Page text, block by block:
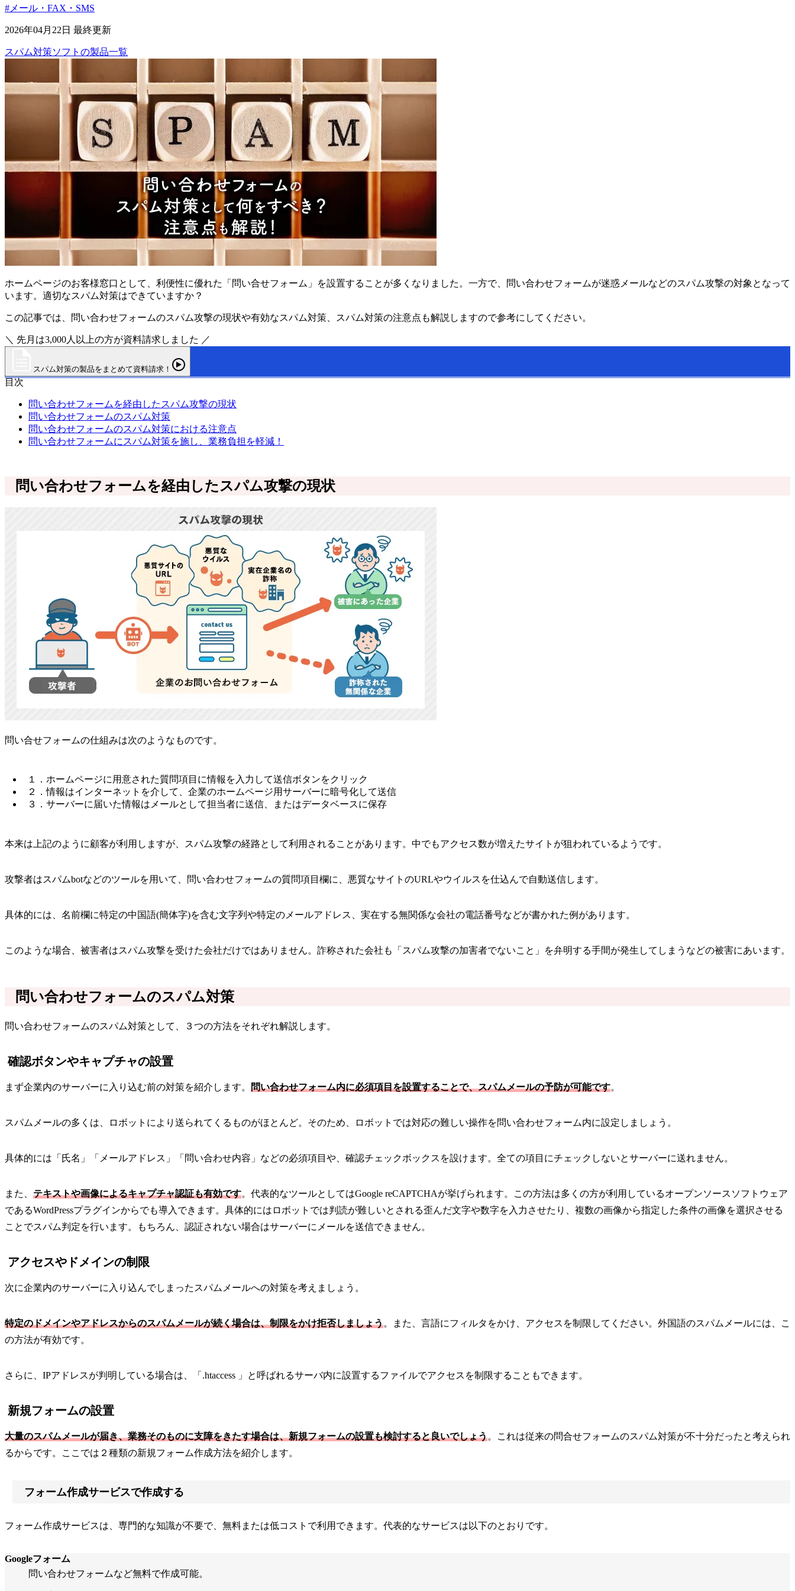
#メール・FAX・SMS
2026年04月22日 最終更新
スパム対策ソフト の製品一覧
ホームページのお客様窓口として、利便性に優れた「問い合せフォーム」を設置することが多くなりました。一方で、問い合わせフォームが迷惑メールなどのスパム攻撃の対象となって
います。適切なスパム対策はできていますか？
この記事では、問い合わせフォームのスパム攻撃の現状や有効なスパム対策、スパム対策の注意点も解説しますので参考にしてください。
＼ 先月は3,000人以上の方が資料請求しました ／
スパム対策の製品をまとめて資料請求！
目次
問い合わせフォームを経由したスパム攻撃の現状
問い合わせフォームのスパム対策
問い合わせフォームのスパム対策における注意点
問い合わせフォームにスパム対策を施し、業務負担を軽減！
問い合わせフォームを経由したスパム攻撃の現状
問い合せフォームの仕組みは次のようなものです。
１．ホームページに用意された質問項目に情報を入力して送信ボタンをクリック
２．情報はインターネットを介して、企業のホームページ用サーバーに暗号化して送信
３．サーバーに届いた情報はメールとして担当者に送信、またはデータベースに保存
本来は上記のように顧客が利用しますが、スパム攻撃の経路として利用されることがあります。中でもアクセス数が増えたサイトが狙われているようです。
攻撃者はスパムbotなどのツールを用いて、問い合わせフォームの質問項目欄に、悪質なサイトのURLやウイルスを仕込んで自動送信します。
具体的には、名前欄に特定の中国語(簡体字)を含む文字列や特定のメールアドレス、実在する無関係な会社の電話番号などが書かれた例があります。
このような場合、被害者はスパム攻撃を受けた会社だけではありません。詐称された会社も「スパム攻撃の加害者でないこと」を弁明する手間が発生してしまうなどの被害にあいます。
問い合わせフォームのスパム対策
問い合わせフォームのスパム対策として、３つの方法をそれぞれ解説します。
確認ボタンやキャプチャの設置
まず企業内のサーバーに入り込む前の対策を紹介します。 問い合わせフォーム内に必須項目を設置することで、スパムメールの予防が可能です。
スパムメールの多くは、ロボットにより送られてくるものがほとんど。そのため、ロボットでは対応の難しい操作を問い合わせフォーム内に設定しましょう。
具体的には「氏名」「メールアドレス」「問い合わせ内容」などの必須項目や、確認チェックボックスを設けます。全ての項目にチェックしないとサーバーに送れません。
また、 テキストや画像によるキャプチャ認証も有効です。代表的なツールとしてはGoogle reCAPTCHAが挙げられます。この方法は多くの方が利用しているオープンソースソフトウェア
であるWordPressプラグインからでも導入できます。具体的にはロボットでは判読が難しいとされる歪んだ文字や数字を入力させたり、複数の画像から指定した条件の画像を選択させる
ことでスパム判定を行います。もちろん、認証されない場合はサーバーにメールを送信できません。
アクセスやドメインの制限
次に企業内のサーバーに入り込んでしまったスパムメールへの対策を考えましょう。
特定のドメインやアドレスからのスパムメールが続く場合は、制限をかけ拒否しましょう。また、言語にフィルタをかけ、アクセスを制限してください。外国語のスパムメールには、こ
の方法が有効です。
さらに、IPアドレスが判明している場合は、「.htaccess 」と呼ばれるサーバ内に設置するファイルでアクセスを制限することもできます。
新規フォームの設置
大量のスパムメールが届き、業務そのものに支障をきたす場合は、新規フォームの設置も検討すると良いでしょう。これは従来の問合せフォームのスパム対策が不十分だったと考えられ
るからです。ここでは２種類の新規フォーム作成方法を紹介します。
フォーム作成サービスで作成する
フォーム作成サービスは、専門的な知識が不要で、無料または低コストで利用できます。代表的なサービスは以下のとおりです。
Googleフォーム
問い合わせフォームなど無料で作成可能。